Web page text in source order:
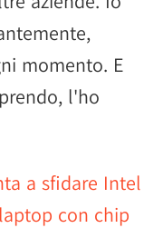
momento. E
l'ho
a sfidare Intel
con chip